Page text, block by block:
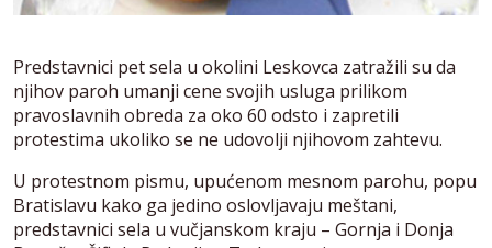
Predstavnici pet sela u okolini Leskovca zatražili su da
njihov paroh umanji cene svojih usluga prilikom
pravoslavnih obreda za oko 60 odsto i zapretili
protestima ukoliko se ne udovolji njihovom zahtevu.
U protestnom pismu, upućenom mesnom parohu, popu
Bratislavu kako ga jedino oslovljavaju meštani,
predstavnici sela u vučjanskom kraju – Gornja i Donja